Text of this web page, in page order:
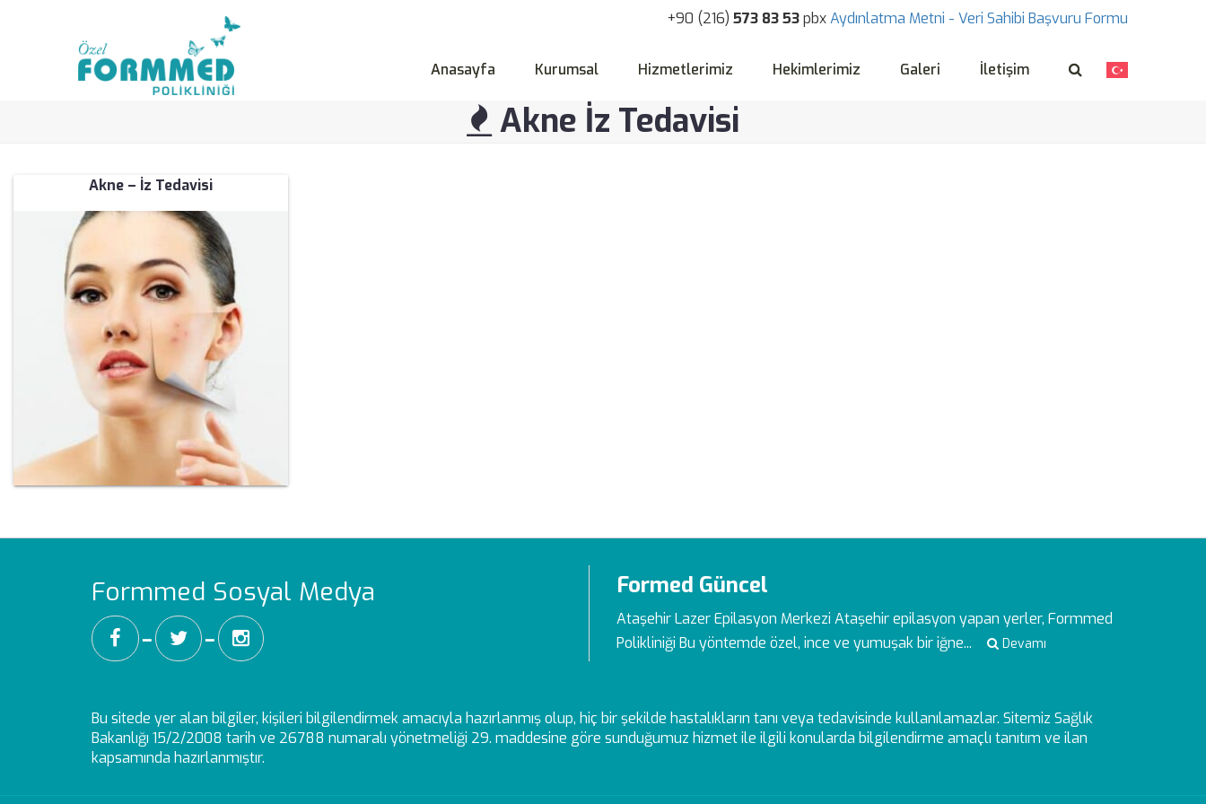
+90 (216) 573 83 53pbxAydınlatma Metni - Veri Sahibi Başvuru Formu
Anasayfa Kurumsal Hizmetlerimiz Hekimlerimiz Galeri İletişim
Akne İz Tedavisi
Akne – İz Tedavisi
Formmed Sosyal Medya
━ ━
Formed Güncel
Ataşehir Lazer Epilasyon Merkezi Ataşehir epilasyon yapan yerler, Formmed
Polikliniği Bu yöntemde özel, ince ve yumuşak bir iğne...
Devamı
Bu sitede yer alan bilgiler, kişileri bilgilendirmek amacıyla hazırlanmış olup, hiç bir şekilde hastalıkların tanı veya tedavisinde kullanılamazlar. Sitemiz Sağlık
Bakanlığı 15/2/2008 tarih ve 26788 numaralı yönetmeliği 29. maddesine göre sunduğumuz hizmet ile ilgili konularda bilgilendirme amaçlı tanıtım ve ilan
kapsamında hazırlanmıştır.